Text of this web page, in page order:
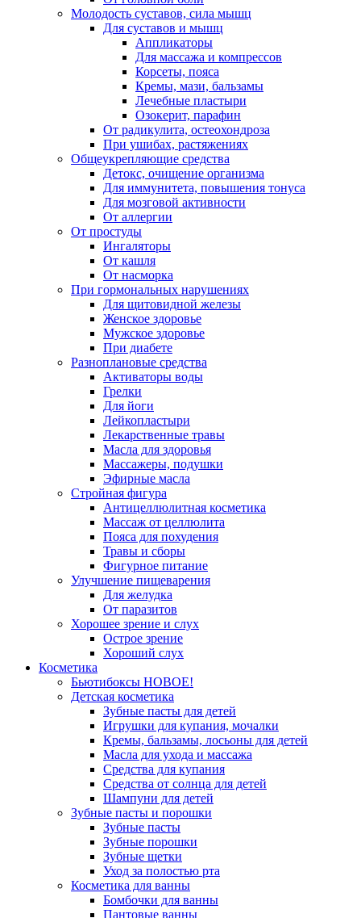
Молодость суставов, сила мышц
Для суставов и мышц
Аппликаторы
Для массажа и компрессов
Корсеты, пояса
Кремы, мази, бальзамы
Лечебные пластыри
Озокерит, парафин
От радикулита, остеохондроза
При ушибах, растяжениях
Общеукрепляющие средства
Детокс, очищение организма
Для иммунитета, повышения тонуса
Для мозговой активности
От аллергии
От простуды
Ингаляторы
От кашля
От насморка
При гормональных нарушениях
Для щитовидной железы
Женское здоровье
Мужское здоровье
При диабете
Разноплановые средства
Активаторы воды
Грелки
Для йоги
Лейкопластыри
Лекарственные травы
Масла для здоровья
Массажеры, подушки
Эфирные масла
Стройная фигура
Антицеллюлитная косметика
Массаж от целлюлита
Пояса для похудения
Травы и сборы
Фигурное питание
Улучшение пищеварения
Для желудка
От паразитов
Хорошее зрение и слух
Острое зрение
Хороший слух
Косметика
Бьютибоксы НОВОЕ!
Детская косметика
Зубные пасты для детей
Игрушки для купания, мочалки
Кремы, бальзамы, лосьоны для детей
Масла для ухода и массажа
Средства для купания
Средства от солнца для детей
Шампуни для детей
Зубные пасты и порошки
Зубные пасты
Зубные порошки
Зубные щетки
Уход за полостью рта
Косметика для ванны
Бомбочки для ванны
Пантовые ванны